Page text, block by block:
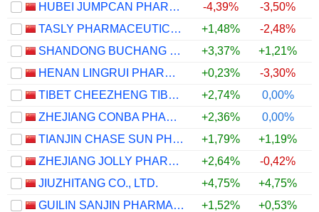
HUBEI JUMPCAN PHARMACEUTICAL CO., LTD.
-4,39% -3,50%
TASLY PHARMACEUTICAL GROUP CO., LTD
+1,48% -2,48%
SHANDONG BUCHANG PHARMACEUTICALS CO., LTD.
+3,37% +1,21%
HENAN LINGRUI PHARMACEUTICAL CO., LTD.
+0,23% -3,30%
TIBET CHEEZHENG TIBETAN MEDICINE CO., LTD.
+2,74% 0,00%
ZHEJIANG CONBA PHARMACEUTICAL CO.,LTD.
+2,36% 0,00%
TIANJIN CHASE SUN PHARMACEUTICAL CO.,LTD
+1,79% +1,19%
ZHEJIANG JOLLY PHARMACEUTICAL CO.,LTD
+2,64% -0,42%
JIUZHITANG CO., LTD.
+4,75% +4,75%
GUILIN SANJIN PHARMACEUTICAL CO., LTD.
+1,52% +0,53%